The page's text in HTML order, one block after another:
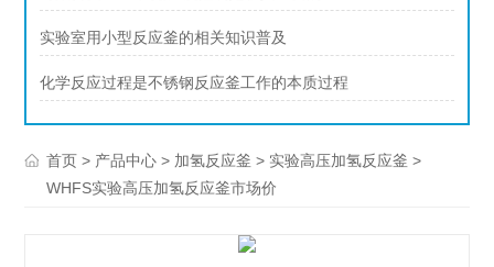
实验室用小型反应釜的相关知识普及
化学反应过程是不锈钢反应釜工作的本质过程
首页 > 产品中心 > 加氢反应釜 > 实验高压加氢反应釜 >
WHFS实验高压加氢反应釜市场价